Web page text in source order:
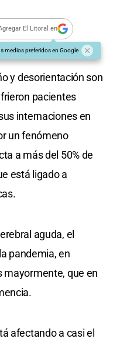
El Litoral en
medios preferidos en Google
y desorientación son
pacientes
internaciones en
un fenómeno
a más del 50% de
está ligado a
aguda, el
pandemia, en
mayormente, que en
afectando a casi el